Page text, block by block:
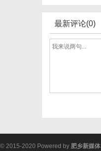
最新评论(0)
© 2015-2020 Powered by 肥乡新媒体